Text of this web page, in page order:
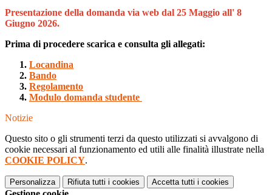
Presentazione della domanda via web dal 25 Maggio all' 8
Giugno 2026.
Prima di procedere scarica e consulta gli allegati:
Locandina
Bando
Regolamento
Modulo domanda studente
Notizie
Questo sito o gli strumenti terzi da questo utilizzati si avvalgono di
cookie necessari al funzionamento ed utili alle finalità illustrate nella
COOKIE POLICY.
Personalizza Rifiuta tutti i cookies Accetta tutti i cookies